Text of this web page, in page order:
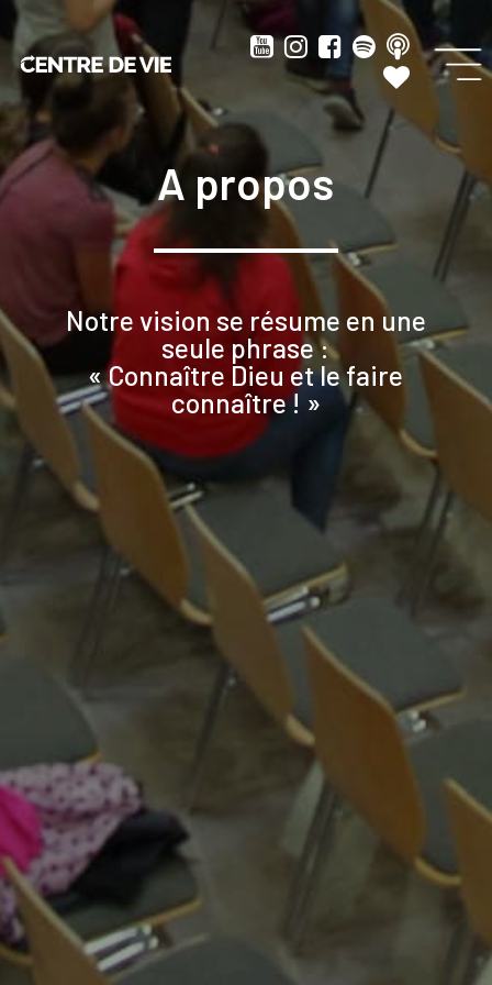
A propos
Notre vision se résume en une
seule phrase :
« Connaître Dieu et le faire
connaître ! »